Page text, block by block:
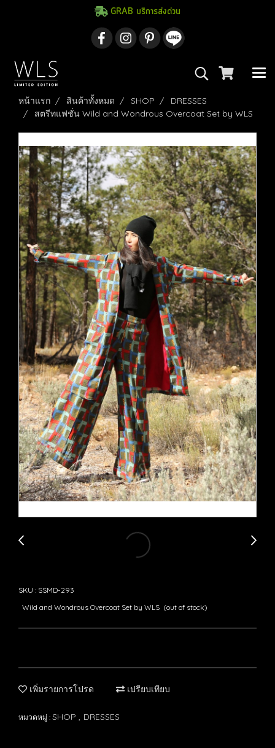
GRAB บริการส่งด่วน
หน้าแรก สินค้าทั้งหมด SHOP
DRESSES
สตรีทแฟชั่น Wild and Wondrous Overcoat Set by WLS
SKU : SSMD-293
Wild and Wondrous Overcoat Set by WLS (out of stock)
เพิ่มรายการโปรด เปรียบเทียบ
หมวดหมู่ : SHOP , DRESSES